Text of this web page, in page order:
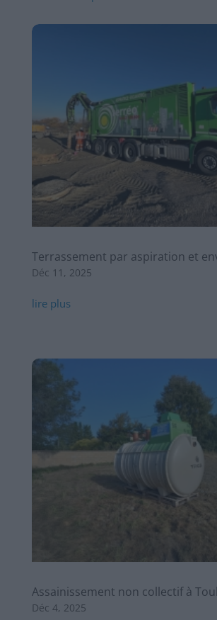
Terrassement par aspiration et
Déc 11, 2025
lire plus
Assainissement non collectif à
Déc 4, 2025